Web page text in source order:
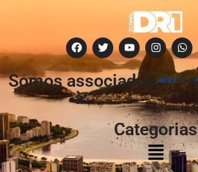
Somos associados
à:
Categorias